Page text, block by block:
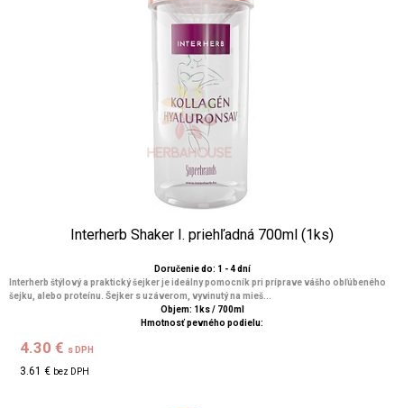
Interherb Shaker I. priehľadná 700ml (1ks)
Doručenie do: 1 - 4 dní
Interherb štýlový a praktický šejker je ideálny pomocník pri príprave vášho obľúbeného
šejku, alebo proteínu. Šejker s uzáverom, vyvinutý na mieš...
Objem: 1ks / 700ml
Hmotnosť pevného podielu:
4.30 € s DPH
3.61 € bez DPH